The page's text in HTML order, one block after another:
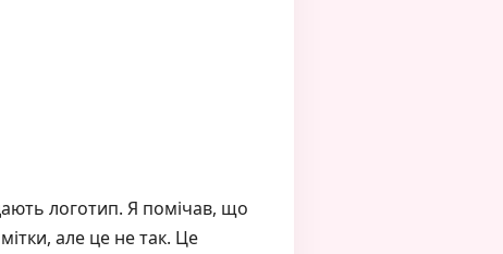
логотип. Я помічав, що
але це не так. Це